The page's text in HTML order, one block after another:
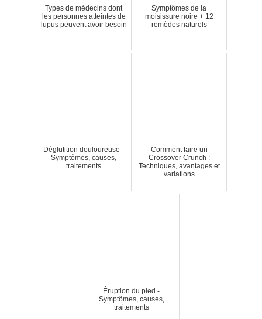
Types de médecins dont
les personnes atteintes de
lupus peuvent avoir besoin
Symptômes de la
moisissure noire + 12
remèdes naturels
Déglutition douloureuse -
Symptômes, causes,
traitements
Comment faire un
Crossover Crunch :
Techniques, avantages et
variations
Éruption du pied -
Symptômes, causes,
traitements